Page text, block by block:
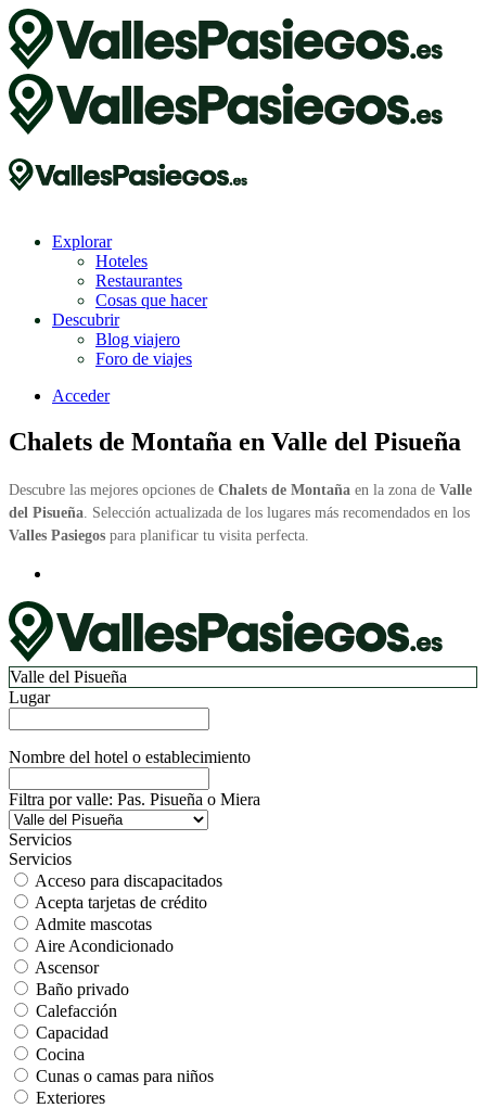
Explorar
Hoteles
Restaurantes
Cosas que hacer
Descubrir
Blog viajero
Foro de viajes
Acceder
Chalets de Montaña en Valle del Pisueña
Descubre las mejores opciones de Chalets de Montaña en la zona de Valle
del Pisueña . Selección actualizada de los lugares más recomendados en los
Valles Pasiegos para planificar tu visita perfecta.
Valle del Pisueña
Lugar
Nombre del hotel o establecimiento
Filtra por valle: Pas. Pisueña o Miera
Servicios
Servicios
Acceso para discapacitados
Acepta tarjetas de crédito
Admite mascotas
Aire Acondicionado
Ascensor
Baño privado
Calefacción
Capacidad
Cocina
Cunas o camas para niños
Exteriores